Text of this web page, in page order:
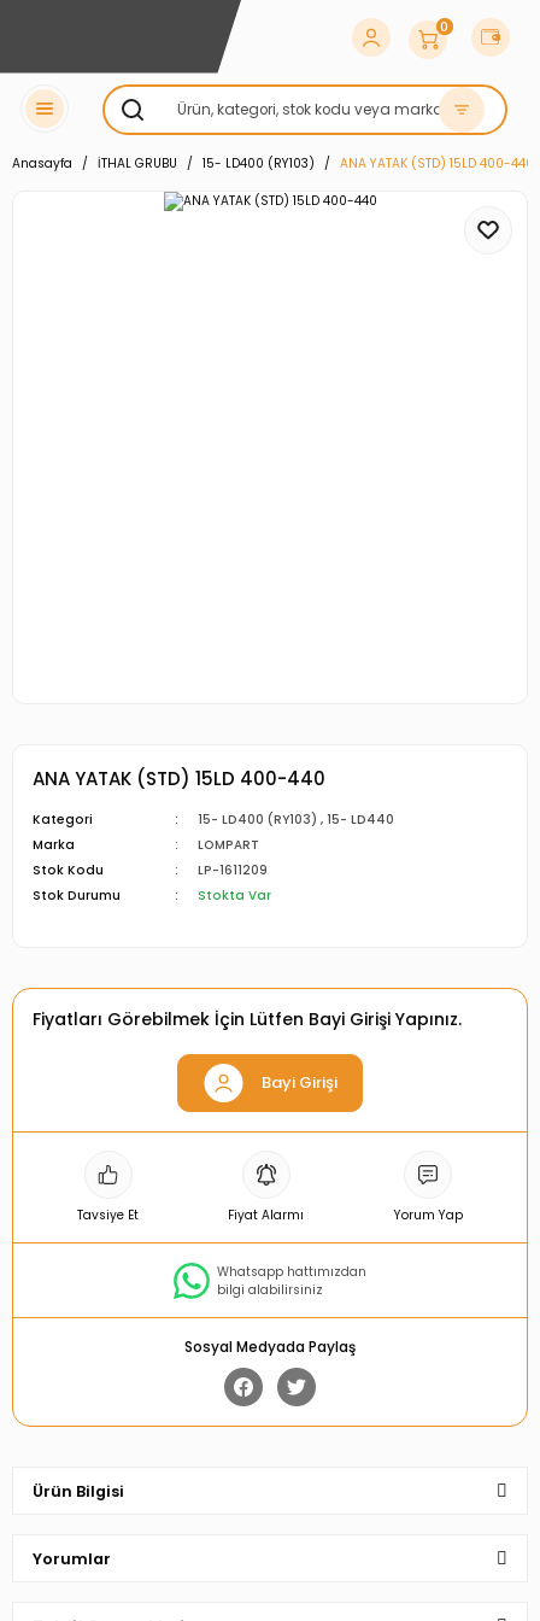
0
Anasayfa İTHAL GRUBU 15- LD400 (RY103) ANA YATAK (STD) 15LD 400-440
ANA YATAK (STD) 15LD 400-440
Kategori 15- LD400 (RY103),15- LD440
Marka
LOMPART
Stok Kodu
LP-1611209
Stok Durumu
Stokta Var
Fiyatları Görebilmek İçin Lütfen Bayi Girişi Yapınız.
Bayi Girişi
Tavsiye Et Fiyat Alarmı Yorum Yap
Whatsapp hattımızdan
bilgi alabilirsiniz
Sosyal Medyada Paylaş
Ürün Bilgisi
Yorumlar